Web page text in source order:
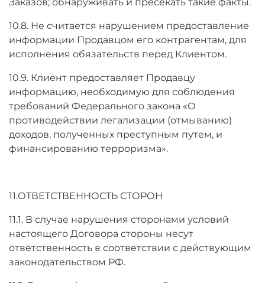
10.8. Не считается нарушением предоставление
информации Продавцом его контрагентам, для
исполнения обязательств перед Клиентом.
10.9. Клиент предоставляет Продавцу
информацию, необходимую для соблюдения
требований Федерального закона «О
противодействии легализации (отмыванию)
доходов, полученных преступным путем, и
финансированию терроризма».
11.ОТВЕТСТВЕННОСТЬ СТОРОН
11.1. В случае нарушения сторонами условий
настоящего Договора стороны несут
ответственность в соответствии с действующим
законодательством РФ.